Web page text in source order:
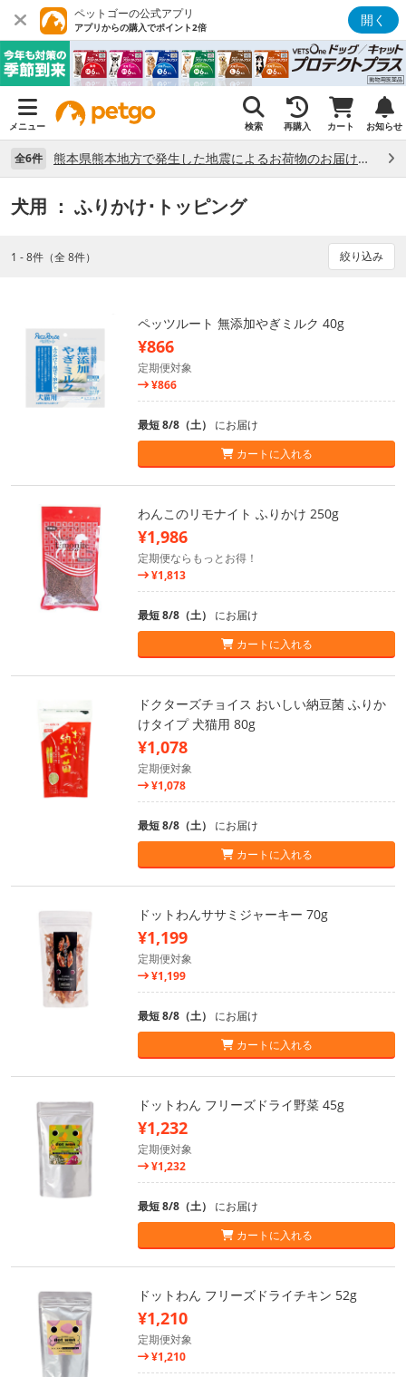
ペットゴーの公式アプリ
アプリからの購入でポイント2倍 開く
メニュー 検索 再購入 カート お知らせ
全6件 熊本県熊本地方で発生した地震によるお荷物のお届け状況について （7/28）
犬用 ： ふりかけ･トッピング
1 - 8件（全 8件） 絞り込み
ペッツルート 無添加やぎミルク 40g
¥866
定期便対象
¥866
最短 8/8（土） にお届け
カートに入れる
わんこのリモナイト ふりかけ 250g
¥1,986
定期便ならもっとお得！
¥1,813
最短 8/8（土） にお届け
カートに入れる
ドクターズチョイス おいしい納豆菌 ふりか
けタイプ 犬猫用 80g
¥1,078
定期便対象
¥1,078
最短 8/8（土） にお届け
カートに入れる
ドットわんササミジャーキー 70g
¥1,199
定期便対象
¥1,199
最短 8/8（土） にお届け
カートに入れる
ドットわん フリーズドライ野菜 45g
¥1,232
定期便対象
¥1,232
最短 8/8（土） にお届け
カートに入れる
ドットわん フリーズドライチキン 52g
¥1,210
定期便対象
¥1,210